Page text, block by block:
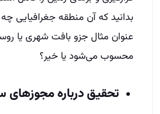
بدانید که آن منطقه جغرافیایی چه
عنوان مثال جزو بافت شهری یا
محسوب می‌شود یا خیر؟
تحقیق درباره